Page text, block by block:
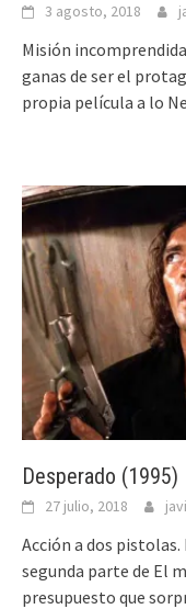
3 agosto, 2018
Misión
ganas de ser el
propia película a lo
Desperado (1995)
27 julio, 2018
Acción a dos
segunda parte de El
presupuesto que